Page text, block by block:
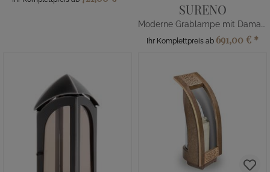
SURENO
Moderne Grablampe mit Damast Deckel
Ihr Komplettpreis ab 691,00 € *